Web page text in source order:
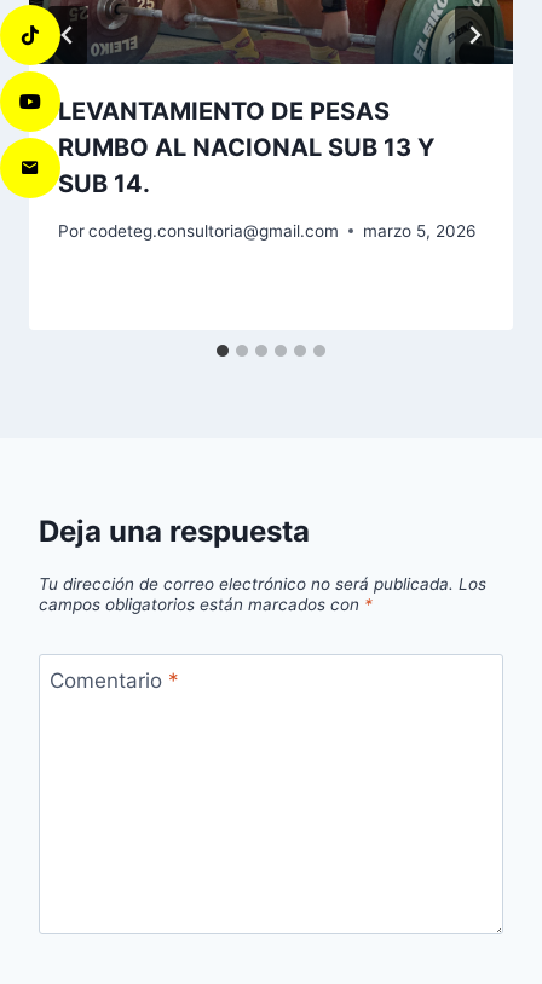
LEVANTAMIENTO DE PESAS
RUMBO AL NACIONAL SUB 13 Y
SUB 14.
Porcodeteg.consultoria@gmail.com marzo 5, 2026
Deja una respuesta
Tu dirección de correo electrónico no será publicada. Los
campos obligatorios están marcados con *
Comentario *